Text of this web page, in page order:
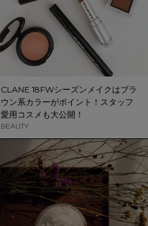
CLANE 18FWシーズンメイクはブラ
ウン系カラーがポイント！スタッフ
愛用コスメも大公開！
BEAUTY